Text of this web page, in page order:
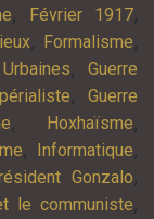
, Février 1917,
, Formalisme,
,Guerre
,Guerre
, Hoxhaïsme,
, Informatique,
Gonzalo,
le communiste,